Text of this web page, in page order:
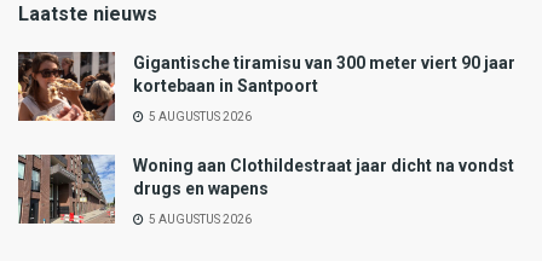
Laatste nieuws
Gigantische tiramisu van 300 meter viert 90 jaar
kortebaan in Santpoort
5 AUGUSTUS 2026
Woning aan Clothildestraat jaar dicht na vondst
drugs en wapens
5 AUGUSTUS 2026